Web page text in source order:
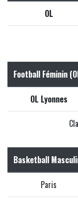
OL
Football Féminin
OL Lyonnes
Basketball
Paris